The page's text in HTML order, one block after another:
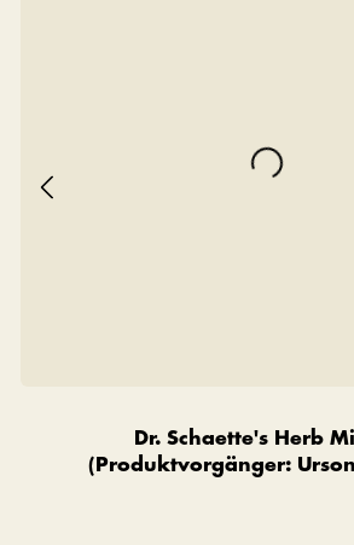
Dr. Schaette's Herb
(Produktvorgänger: